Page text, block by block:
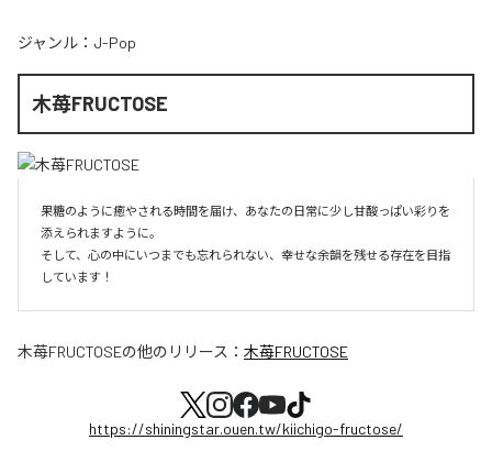
ジャンル： J-Pop
木苺FRUCTOSE
果糖のように癒やされる時間を届け、あなたの日常に少し甘酸っぱい彩りを
添えられますように。
そして、心の中にいつまでも忘れられない、幸せな余韻を残せる存在を目指
しています！
木苺FRUCTOSEの他のリリース： 木苺FRUCTOSE
https://shiningstar.ouen.tw/kiichigo-fructose/